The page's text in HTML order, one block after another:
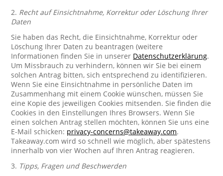
2. Recht auf Einsichtnahme, Korrektur oder Löschung Ihrer
Daten
Sie haben das Recht, die Einsichtnahme, Korrektur oder
Löschung Ihrer Daten zu beantragen (weitere
Informationen finden Sie in unserer Datenschutzerklärung.
Um Missbrauch zu verhindern, können wir Sie bei einem
solchen Antrag bitten, sich entsprechend zu identifizieren.
Wenn Sie eine Einsichtnahme in persönliche Daten im
Zusammenhang mit einem Cookie wünschen, müssen Sie
eine Kopie des jeweiligen Cookies mitsenden. Sie finden die
Cookies in den Einstellungen Ihres Browsers. Wenn Sie
einen solchen Antrag stellen möchten, können Sie uns eine
E-Mail schicken: privacy-concerns@takeaway.com.
Takeaway.com wird so schnell wie möglich, aber spätestens
innerhalb von vier Wochen auf Ihren Antrag reagieren.
3. Tipps, Fragen und Beschwerden